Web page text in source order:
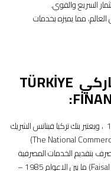
السريع والقوي.
بنك في 80 دولة حول العالم، مما يميزه بخدمات
بنك تركيا فاينانس التشاركي TÜRKİYE
تم تأسيس مصرف فينانس في 26 اكتوبر عام 1987 ، ويعتبر بنك تركيا فينانس الشريك
الرئيسي للبنك التجاري الأهلي السعودي (The National Commercial Bank)
بتقديم الخدمات المصرفية
المساهمة باسم مؤسسة فينانس فيصل (Faisal Finans) ما بين الاعوام 1985 –